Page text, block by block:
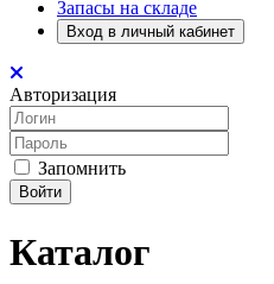
Запасы на складе
Вход в личный кабинет
Авторизация
Запомнить
Войти
Каталог